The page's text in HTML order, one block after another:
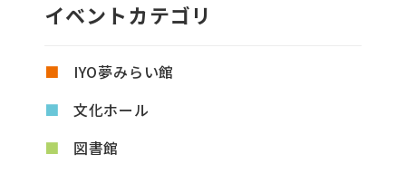
イベントカテゴリ
IYO夢みらい館
文化ホール
図書館